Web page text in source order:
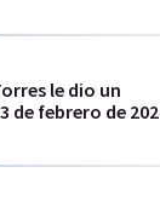
le dio un
de febrero de